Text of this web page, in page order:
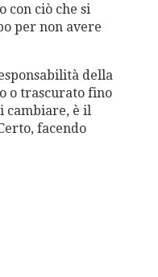
con ciò che si
per non avere
della
o trascurato fino
cambiare, è il
facendo